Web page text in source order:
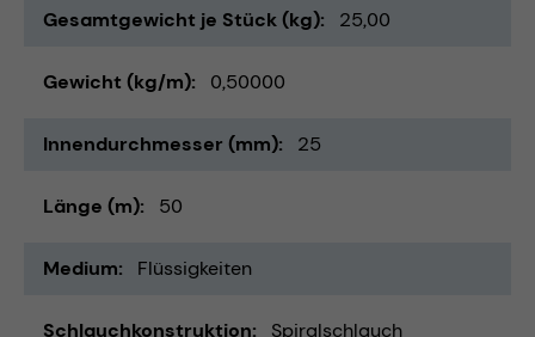
Gesamtgewicht je Stück (kg) 25,00
Gewicht (kg/m) 0,50000
Innendurchmesser (mm) 25
Länge (m) 50
Medium Flüssigkeiten
Schlauchkonstruktion Spiralschlauch